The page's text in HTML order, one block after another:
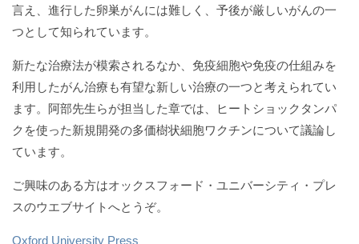
言え、進行した卵巣がんには難しく、予後が厳しいがんの一
つとして知られています。
新たな治療法が模索されるなか、免疫細胞や免疫の仕組みを
利用したがん治療も有望な新しい治療の一つと考えられてい
ます。阿部先生らが担当した章では、ヒートショックタンパ
クを使った新規開発の多価樹状細胞ワクチンについて議論し
ています。
ご興味のある方はオックスフォード・ユニバーシティ・プレ
スのウエブサイトへとうぞ。
Oxford University Press